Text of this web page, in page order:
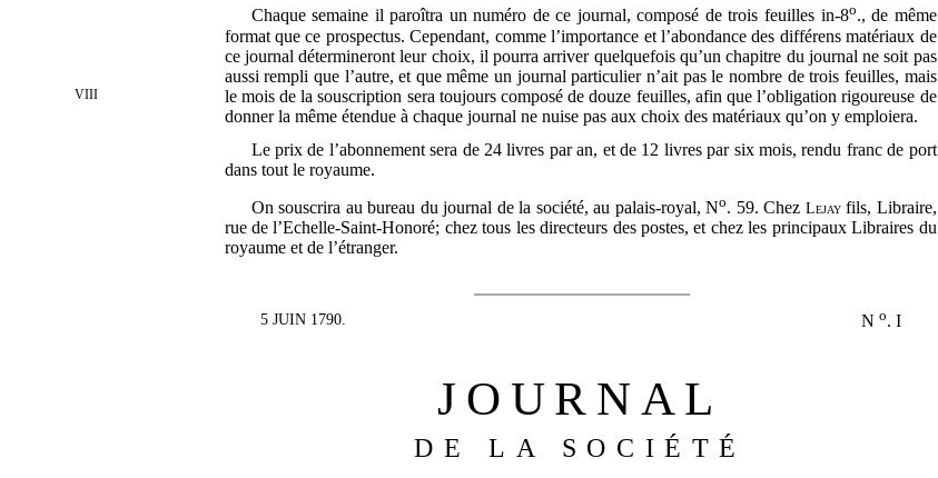
Chaque semaine il paroîtra un numéro de ce journal, composé de trois feuilles in-8o., de même
format que ce prospectus. Cependant, comme l’importance et l’abondance des différens matériaux de
ce journal détermineront leur choix, il pourra arriver quelquefois qu’un chapitre du journal ne soit pas
aussi rempli que l’autre, et que même un journal particulier n’ait pas le nombre de trois feuilles, mais
le mois de la souscription sera toujours composé de
VIII
douze feuilles, afin que l’obligation rigoureuse de
donner la même étendue à chaque journal ne nuise pas aux choix des matériaux qu’on y emploiera.
Le prix de l’abonnement sera de 24 livres par an, et de 12 livres par six mois, rendu franc de port
dans tout le royaume.
On souscrira au bureau du journal de la société, au palais-royal, No. 59. Chez Lejayfils, Libraire,
rue de l’Echelle-Saint-Honoré; chez tous les directeurs des postes, et chez les principaux Libraires du
royaume et de l’étranger.
5 JUIN 1790. N o. I
JOURNAL
DE LA SOCIÉTÉ